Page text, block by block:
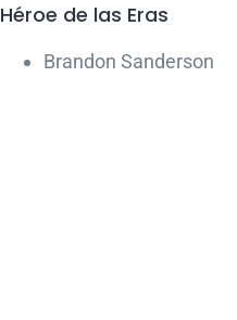
Héroe de las Eras
Brandon Sanderson